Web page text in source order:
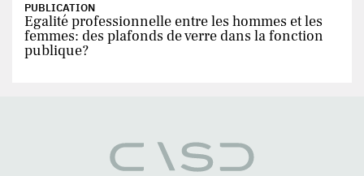
PUBLICATION
Egalité professionnelle entre les hommes et les
femmes: des plafonds de verre dans la fonction
publique?